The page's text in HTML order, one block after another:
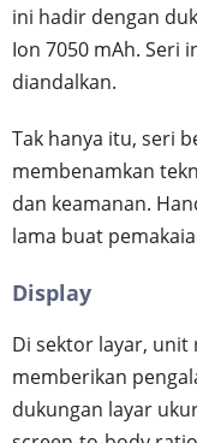
ini hadir dengan
Ion 7050 mAh. Seri
diandalkan.
Tak hanya itu, seri
membenamkan
dan keamanan.
lama buat
Display
Di sektor layar, unit
memberikan
dukungan layar